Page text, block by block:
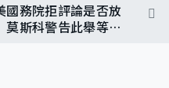
國務院拒評論是否放
斯科警告此舉等同